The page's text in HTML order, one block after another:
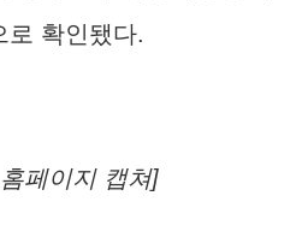
로 확인됐다.
페이지 캡쳐]